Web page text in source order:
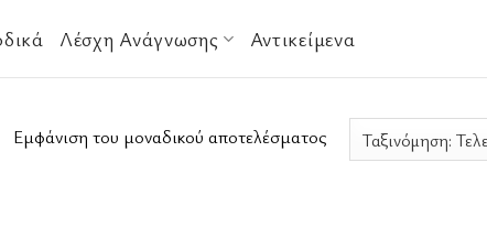
Λέσχη Ανάγνωσης Αντικείμενα
Εμφάνιση του μοναδικού αποτελέσματος